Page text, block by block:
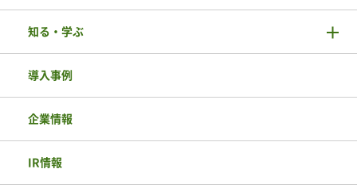
知る・学ぶ
導入事例
企業情報
IR情報